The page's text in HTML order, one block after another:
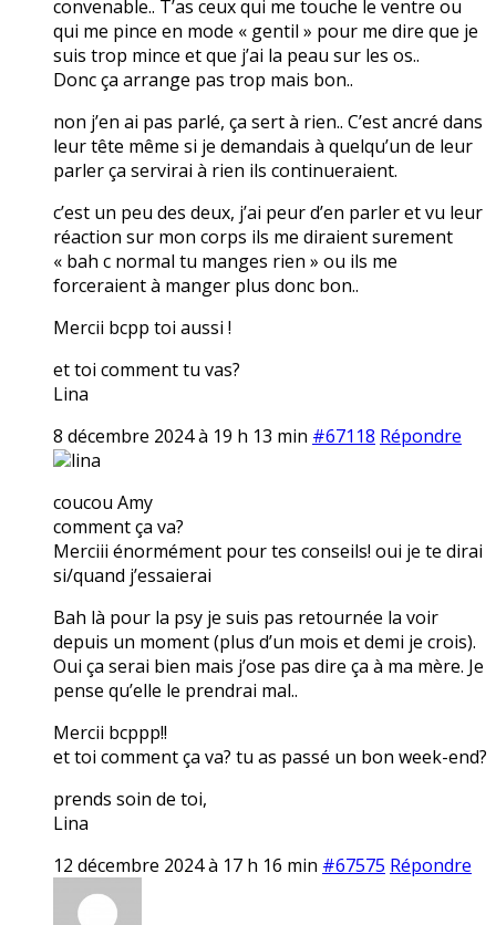
convenable.. T’as ceux qui me touche le ventre ou
qui me pince en mode « gentil » pour me dire que je
suis trop mince et que j’ai la peau sur les os..
Donc ça arrange pas trop mais bon..
non j’en ai pas parlé, ça sert à rien.. C’est ancré dans
leur tête même si je demandais à quelqu’un de leur
parler ça servirai à rien ils continueraient.
c’est un peu des deux, j’ai peur d’en parler et vu leur
réaction sur mon corps ils me diraient surement
« bah c normal tu manges rien » ou ils me
forceraient à manger plus donc bon..
Mercii bcpp toi aussi !
et toi comment tu vas?
Lina
8 décembre 2024 à 19 h 13 min #67118 Répondre
lina
coucou Amy
comment ça va?
Merciii énormément pour tes conseils! oui je te dirai
si/quand j’essaierai
Bah là pour la psy je suis pas retournée la voir
depuis un moment (plus d’un mois et demi je crois).
Oui ça serai bien mais j’ose pas dire ça à ma mère. Je
pense qu’elle le prendrai mal..
Mercii bcppp!!
et toi comment ça va? tu as passé un bon week-end?
prends soin de toi,
Lina
12 décembre 2024 à 17 h 16 min #67575 Répondre